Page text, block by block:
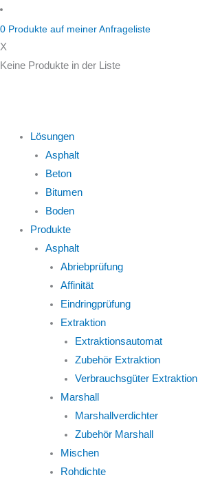
Zum
Inhalt
springen
0 Produkte auf meiner Anfrageliste
X
Keine Produkte in der Liste
Lösungen
Asphalt
Beton
Bitumen
Boden
Produkte
Asphalt
Abriebprüfung
Affinität
Eindringprüfung
Extraktion
Extraktionsautomat
Zubehör Extraktion
Verbrauchsgüter Extraktion
Marshall
Marshallverdichter
Zubehör Marshall
Mischen
Rohdichte